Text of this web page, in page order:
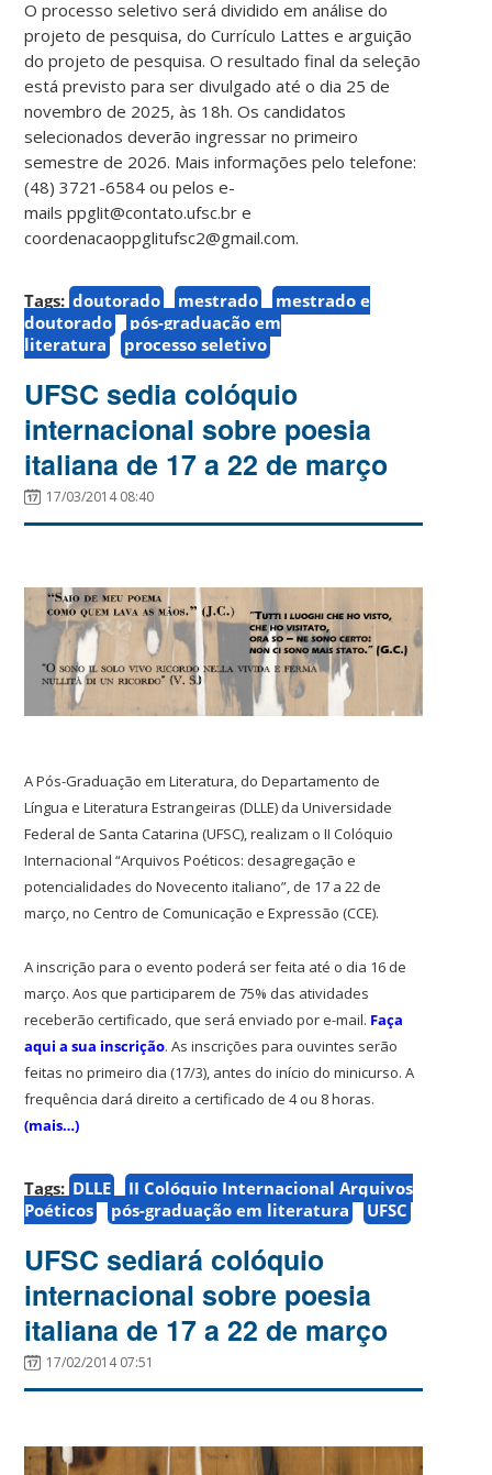
O processo seletivo será dividido em análise do
projeto de pesquisa, do Currículo Lattes e arguição
do projeto de pesquisa. O resultado final da seleção
está previsto para ser divulgado até o dia 25 de
novembro de 2025, às 18h. Os candidatos
selecionados deverão ingressar no primeiro
semestre de 2026. Mais informações pelo telefone:
(48) 3721-6584 ou pelos e-
mails ppglit@contato.ufsc.br e
coordenacaoppglitufsc2@gmail.com.
Tags: doutorado mestrado
mestrado e
doutorado
pós-graduação em
literatura
processo seletivo
UFSC sedia colóquio
internacional sobre poesia
italiana de 17 a 22 de março
17/03/2014 08:40
A Pós-Graduação em Literatura, do Departamento de
Língua e Literatura Estrangeiras (DLLE) da Universidade
Federal de Santa Catarina (UFSC), realizam o II Colóquio
Internacional “Arquivos Poéticos: desagregação e
potencialidades do Novecento italiano”, de 17 a 22 de
março, no Centro de Comunicação e Expressão (CCE).
A inscrição para o evento poderá ser feita até o dia 16 de
março. Aos que participarem de 75% das atividades
receberão certificado, que será enviado por e-mail. Faça
aqui a sua inscrição. As inscrições para ouvintes serão
feitas no primeiro dia (17/3), antes do início do minicurso. A
frequência dará direito a certificado de 4 ou 8 horas.
(mais…)
Tags: DLLE
II Colóquio Internacional Arquivos
Poéticos
pós-graduação em literatura UFSC
UFSC sediará colóquio
internacional sobre poesia
italiana de 17 a 22 de março
17/02/2014 07:51